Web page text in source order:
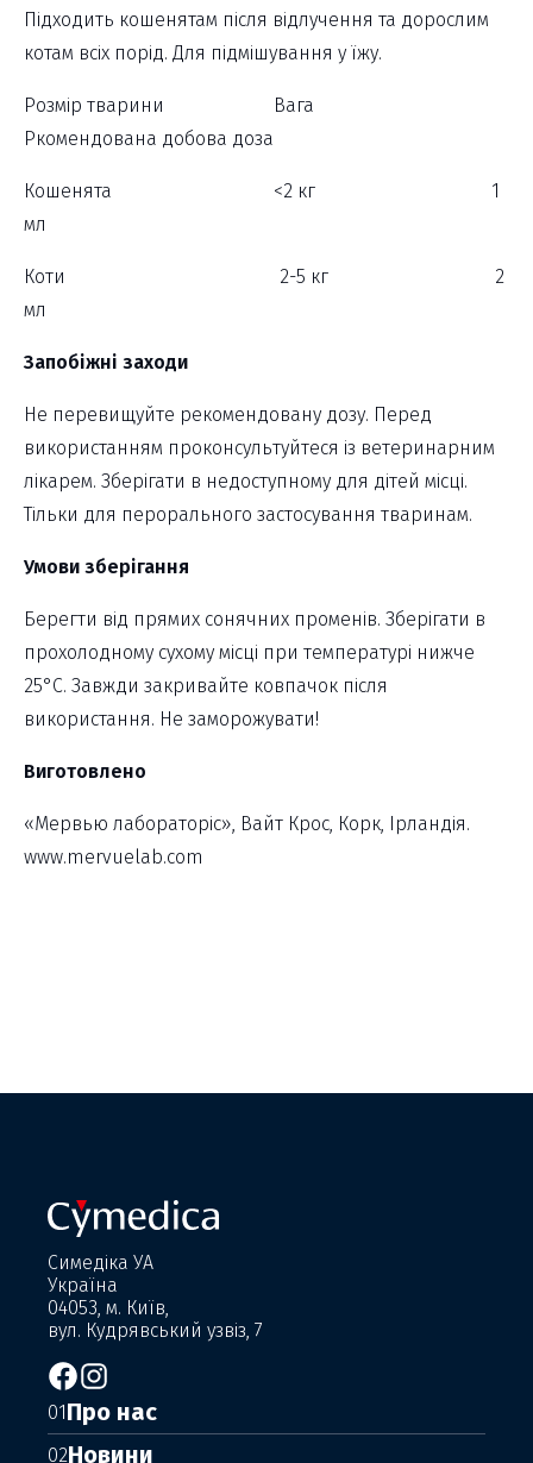
Підходить кошенятам після відлучення та дорослим
котам всіх порід. Для підмішування у їжу.
Розмір тварини Вага
Ркомендована добова доза
Кошенята <2 кг 1
мл
Коти 2-5 кг 2
мл
Запобіжні заходи
Не перевищуйте рекомендовану дозу. Перед
використанням проконсультуйтеся із ветеринарним
лікарем. Зберігати в недоступному для дітей місці.
Тільки для перорального застосування тваринам.
Умови зберігання
Берегти від прямих сонячних променів. Зберігати в
прохолодному сухому місці при температурі нижче
25°C. Завжди закривайте ковпачок після
використання. Не заморожувати!
Виготовлено
«Мервью лабораторіс», Вайт Крос, Корк, Ірландія.
www.mervuelab.com
Симедіка УА
Україна
04053, м. Київ,
вул. Кудрявський узвіз, 7
01Про нас
02Новини